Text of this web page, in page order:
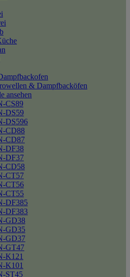
& Dampfbacköfen
ansehen
CS89
DS59
DS596
CD88
CD87
DF38
DF37
CD58
CT57
CT56
CT55
DF385
DF383
GD38
GD35
GD37
GT47
K121
K101
ST45